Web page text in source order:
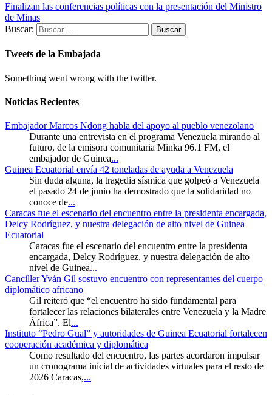
Finalizan las conferencias políticas con la presentación del Ministro
de Minas
Buscar:
Tweets de la Embajada
Something went wrong with the twitter.
Noticias Recientes
Embajador Marcos Ndong habla del apoyo al pueblo venezolano
Durante una entrevista en el programa Venezuela mirando al
futuro, de la emisora comunitaria Minka 96.1 FM, el
embajador de Guinea...
Guinea Ecuatorial envía 42 toneladas de ayuda a Venezuela
Sin duda alguna, la tragedia sísmica que golpeó a Venezuela
el pasado 24 de junio ha demostrado que la solidaridad no
conoce de...
Caracas fue el escenario del encuentro entre la presidenta encargada,
Delcy Rodríguez, y nuestra delegación de alto nivel de Guinea
Ecuatorial
Caracas fue el escenario del encuentro entre la presidenta
encargada, Delcy Rodríguez, y nuestra delegación de alto
nivel de Guinea...
Canciller Yván Gil sostuvo encuentro con representantes del cuerpo
diplomático africano
Gil reiteró que “el encuentro ha sido fundamental para
fortalecer las relaciones bilaterales entre Venezuela y la Madre
África”. El...
Instituto “Pedro Gual” y autoridades de Guinea Ecuatorial fortalecen
cooperación académica y diplomática
Como resultado del encuentro, las partes acordaron impulsar
un cronograma inicial de actividades virtuales para el resto de
2026 Caracas,...